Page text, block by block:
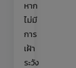
หาก
ไม่มี
การ
เฝ้า
ระวัง